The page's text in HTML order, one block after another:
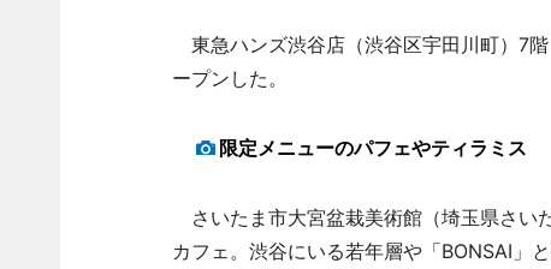
東急ハンズ渋谷店（渋谷区宇田川町）7
ープンした。
限定メニューのパフェやティラミス
さいたま市大宮盆栽美術館（埼玉県さい
カフェ。渋谷にいる若年層や「BONSAI」